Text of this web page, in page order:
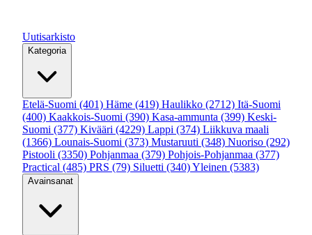
Uutisarkisto
Kategoria
Etelä-Suomi (401) Häme (419) Haulikko (2712) Itä-Suomi
(400) Kaakkois-Suomi (390) Kasa-ammunta (399) Keski-
Suomi (377) Kivääri (4229) Lappi (374) Liikkuva maali
(1366) Lounais-Suomi (373) Mustaruuti (348) Nuoriso (292)
Pistooli (3350) Pohjanmaa (379) Pohjois-Pohjanmaa (377)
Practical (485) PRS (79) Siluetti (340)Yleinen (5383)
Avainsanat